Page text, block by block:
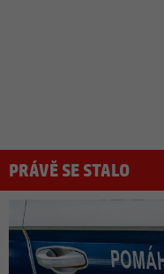
PRÁVĚ SE STALO